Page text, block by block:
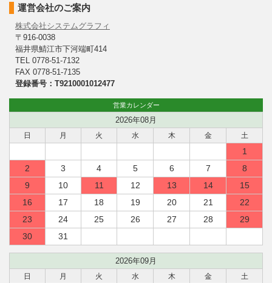
運営会社のご案内
株式会社システムグラフィ
〒916-0038
福井県鯖江市下河端町414
TEL 0778-51-7132
FAX 0778-51-7135
登録番号：T9210001012477
営業カレンダー
2026年08月
日 月 火 水 木 金 土
1
2
3 4 5 6 7
8
9
10 11 12 13 14
15
16
17 18 19 20 21
22
23
24 25 26 27 28
29
30
31
2026年09月
日 月 火 水 木 金 土